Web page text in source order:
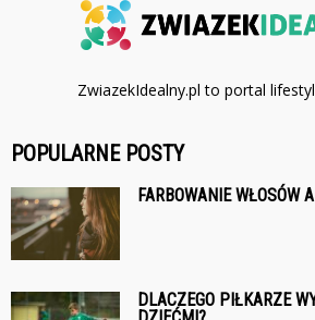
ZwiazekIdealny.pl to portal
POPULARNE POSTY
FARBOWANIE WŁOSÓW
DLACZEGO PIŁKARZE